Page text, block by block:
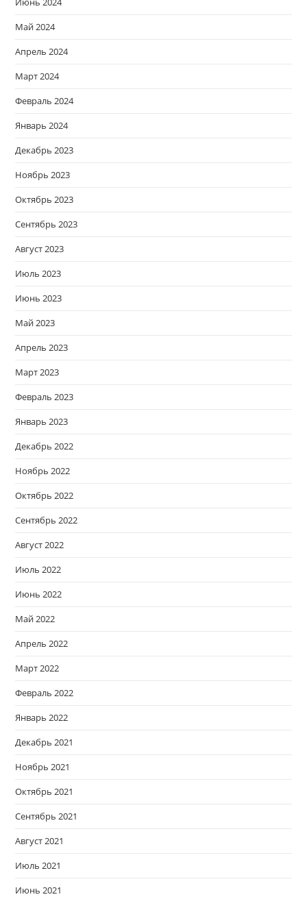
Май 2024
Апрель 2024
Март 2024
Февраль 2024
Январь 2024
Декабрь 2023
Ноябрь 2023
Октябрь 2023
Сентябрь 2023
Август 2023
Июль 2023
Июнь 2023
Май 2023
Апрель 2023
Март 2023
Февраль 2023
Январь 2023
Декабрь 2022
Ноябрь 2022
Октябрь 2022
Сентябрь 2022
Август 2022
Июль 2022
Июнь 2022
Май 2022
Апрель 2022
Март 2022
Февраль 2022
Январь 2022
Декабрь 2021
Ноябрь 2021
Октябрь 2021
Сентябрь 2021
Август 2021
Июль 2021
Июнь 2021